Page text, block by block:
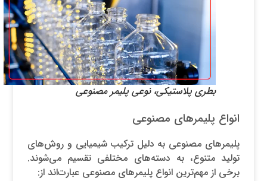
بطری پلاستیکی، نوعی پلیمر مصنوعی
انواع پلیمرهای مصنوعی
پلیمرهای مصنوعی به دلیل ترکیب شیمیایی و روش‌های
تولید متنوع، به دسته‌های مختلفی تقسیم می‌شوند.
برخی از مهم‌ترین انواع پلیمرهای مصنوعی عبارت‌اند از: